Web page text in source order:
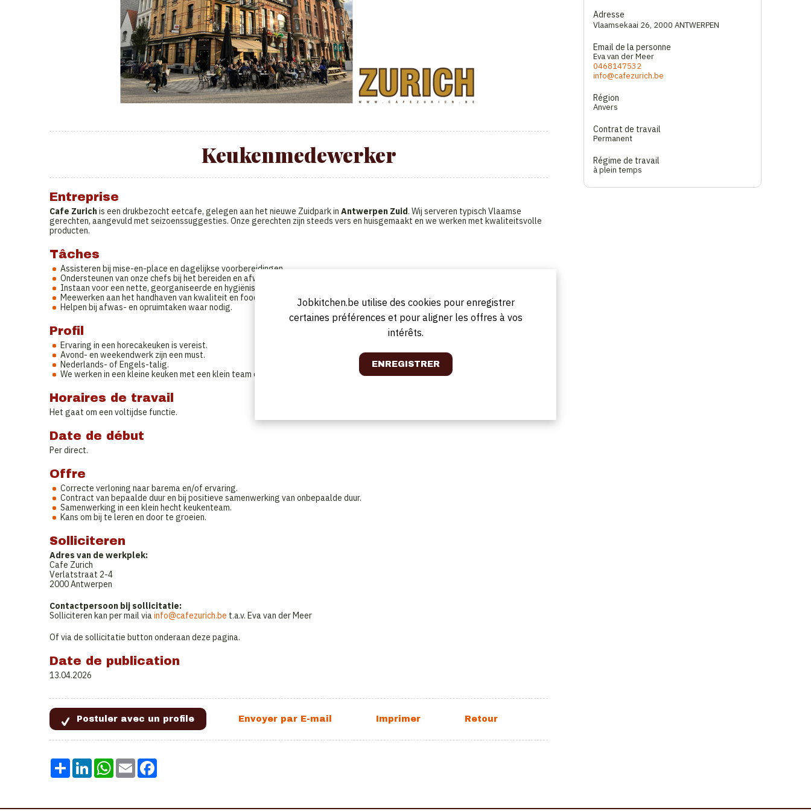
Keukenmedewerker
Entreprise
Cafe Zurichis een drukbezocht eetcafe, gelegen aan het nieuwe Zuidpark in Antwerpen Zuid. Wij serveren typisch Vlaamse
gerechten, aangevuld met seizoenssuggesties. Onze gerechten zijn steeds vers en huisgemaakt en we werken met kwaliteitsvolle
producten.
Tâches
Assisteren bij mise-en-place en dagelijkse voorbereidingen.
Ondersteunen van onze chefs bij het bereiden en afwerken van gerechten.
Instaan voor een nette, georganiseerde en hygiënische werkplek volgens de standaarden van Le Mystique.
Meewerken aan het handhaven van kwaliteit en food safety.
Helpen bij afwas- en opruimtaken waar nodig.
Profil
Ervaring in een horecakeuken is vereist.
Avond- en weekendwerk zijn een must.
Nederlands- of Engels-talig.
We werken in een kleine keuken met een klein team dus samenwerking en goede communicatie zijn erg belangrijk.
Horaires de travail
Het gaat om een voltijdse functie.
Date de début
Per direct.
Offre
Correcte verloning naar barema en/of ervaring.
Contract van bepaalde duur en bij positieve samenwerking van onbepaalde duur.
Samenwerking in een klein hecht keukenteam.
Kans om bij te leren en door te groeien.
Solliciteren
Adres van de werkplek:
Cafe Zurich
Verlatstraat 2-4
2000 Antwerpen
Contactpersoon bij sollicitatie:
Solliciteren kan per mail viainfo@cafezurich.be t.a.v. Eva van der Meer
Of via de sollicitatie button onderaan deze pagina.
Date de publication
13.04.2026
Share LinkedInWhatsApp
Email
Adresse
Vlaamsekaai 26, 2000 ANTWERPEN
Email de la personne
Eva van der Meer
0468147532
info@cafezurich.be
Région
Anvers
Contrat de travail
Permanent
Régime de travail
à plein temps
Jobkitchen.be utilise des cookies pour enregistrer
certaines préférences et pour aligner les offres à vos
intérêts.